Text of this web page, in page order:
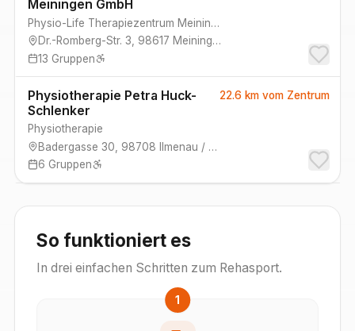
Meiningen GmbH
Physio-Life Therapiezentrum Meiningen GmbH
Dr.-Romberg-Str. 3
98617 Meiningen
13 Gruppen
Physiotherapie Petra Huck-
Schlenker
Physiotherapie
Badergasse 30
98708 Ilmenau / OT Gehren
6 Gruppen
22.6 kmvom Zentrum
So funktioniert es
In drei einfachen Schritten zum Rehasport.
1